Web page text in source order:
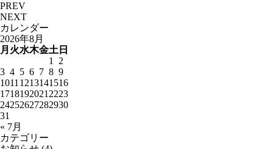
PREV
NEXT
カレンダー
2026年8月
月 火水木金土 日
1
2
3 4 5 6 7 8 9
1011 1213141516
1718192021 2223
24252627282930
31
« 7月
カテゴリー